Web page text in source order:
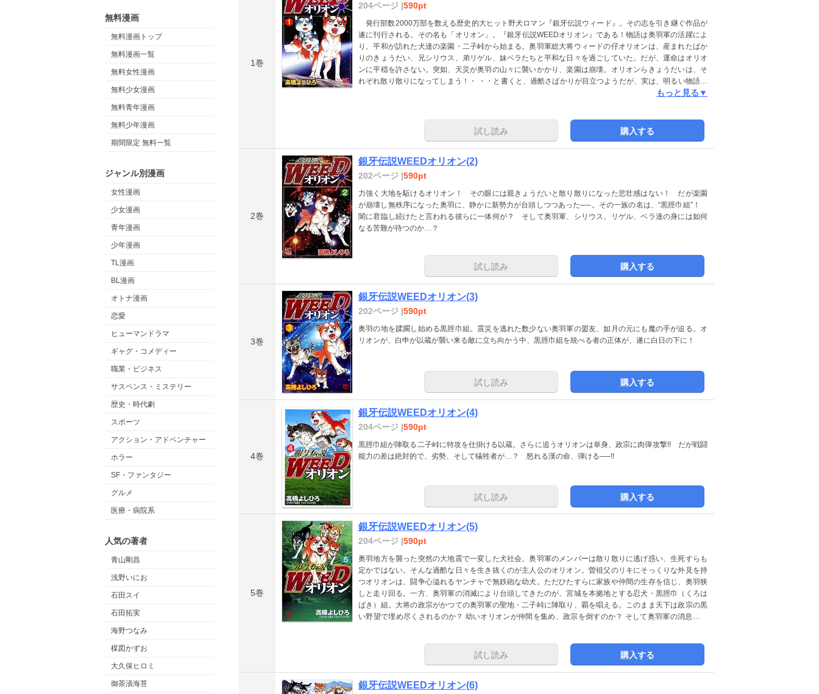
無料漫画
無料漫画トップ
無料漫画一覧
無料女性漫画
無料少女漫画
無料青年漫画
無料少年漫画
期間限定 無料一覧
ジャンル別漫画
女性漫画
少女漫画
青年漫画
少年漫画
TL漫画
BL漫画
オトナ漫画
恋愛
ヒューマンドラマ
ギャグ・コメディー
職業・ビジネス
サスペンス・ミステリー
歴史・時代劇
スポーツ
アクション・アドベンチャー
ホラー
SF・ファンタジー
グルメ
医療・病院系
人気の著者
青山剛昌
浅野いにお
石田スイ
石田拓実
海野つなみ
楳図かずお
大久保ヒロミ
御茶漬海苔
1巻
204ページ |590pt
発行部数2000万部を数える歴史的大ヒット野犬ロマン『銀牙伝説ウィード』。その志を引き継ぐ作品が
遂に刊行される。その名も「オリオン」。『銀牙伝説WEEDオリオン』である！物語は奥羽軍の活躍によ
り、平和が訪れた犬達の楽園・二子峠から始まる。奥羽軍総大将ウィードの仔オリオンは、産まれたばか
りのきょうだい、兄シリウス、弟リゲル、妹ベラたちと平和な日々を過ごしていた。だが、運命はオリオ
ンに平穏を許さない。突如、天災が奥羽の山々に襲いかかり、楽園は崩壊。オリオンらきょうだいは、そ
れぞれ散り散りになってしまう！・ ・・と書くと、過酷さばかりが目立つようだが、実は、明るい物語で
もある。その主因は、なんと言っても主人公、オリオンのヤンチャさと可愛さ。風貌は伝説の聖犬、曾祖
で行く事が確実な、新たなる「銀牙伝説」の始動である！！
もっと見る▼
試し読み 購入する
2巻
銀牙伝説WEEDオリオン(2)
202ページ |590pt
力強く大地を駈けるオリオン！ その眼には親きょうだいと散り散りになった悲壮感はない！ だが楽園
が崩壊し無秩序になった奥羽に、静かに新勢力が台頭しつつあった──。その一族の名は、“黒脛巾組”！
闇に君臨し続けたと言われる彼らに一体何が？ そして奥羽軍、シリウス、リゲル、ベラ達の身には如何
なる苦難が待つのか…？
試し読み 購入する
3巻
銀牙伝説WEEDオリオン(3)
202ページ |590pt
奥羽の地を蹂躙し始める黒脛巾組。震災を逃れた数少ない奥羽軍の盟友、如月の元にも魔の手が迫る。オ
リオンが、白申が以蔵が襲い来る敵に立ち向かう中、黒脛巾組を統べる者の正体が、遂に白日の下に！
試し読み 購入する
4巻
銀牙伝説WEEDオリオン(4)
204ページ |590pt
黒脛巾組が陣取る二子峠に特攻を仕掛ける以蔵。さらに追うオリオンは単身、政宗に肉弾攻撃!! だが戦闘
能力の差は絶対的で、劣勢、そして犠牲者が…？ 怒れる漢の命、弾ける──!!
試し読み 購入する
5巻
銀牙伝説WEEDオリオン(5)
204ページ |590pt
奥羽地方を襲った突然の大地震で一変した犬社会。奥羽軍のメンバーは散り散りに逃げ惑い、生死すらも
定かではない。そんな過酷な日々を生き抜くのが主人公のオリオン。曽祖父のリキにそっくりな外見を持
つオリオンは、闘争心溢れるヤンチャで無鉄砲な幼犬。ただひたすらに家族や仲間の生存を信じ、奥羽狭
しと走り回る。一方、奥羽軍の消滅により台頭してきたのが、宮城を本拠地とする忍犬・黒脛巾（くろは
ばき）組。大将の政宗がかつての奥羽軍の聖地・二子峠に陣取り、覇を唱える。このまま天下は政宗の黒
い野望で埋め尽くされるのか？ 幼いオリオンが仲間を集め、政宗を倒すのか？ そして奥羽軍の消息は一
試し読み 購入する
銀牙伝説WEEDオリオン(6)